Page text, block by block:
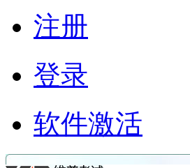
注册
登录
软件激活